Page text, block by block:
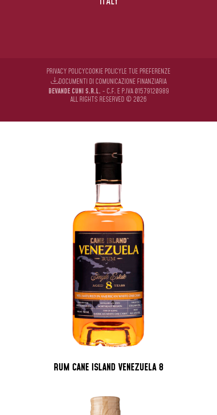
BEVANDE CUNI S.R.L. - C.F. E P.IVA 01579120989
ALL RIGHTS RESERVED © 2026
PRIVACY POLICYCOOKIE POLICYLE TUE PREFERENZE
DOCUMENTI DI COMUNICAZIONE FINANZIARIA
RUM CANE ISLAND VENEZUELA 8